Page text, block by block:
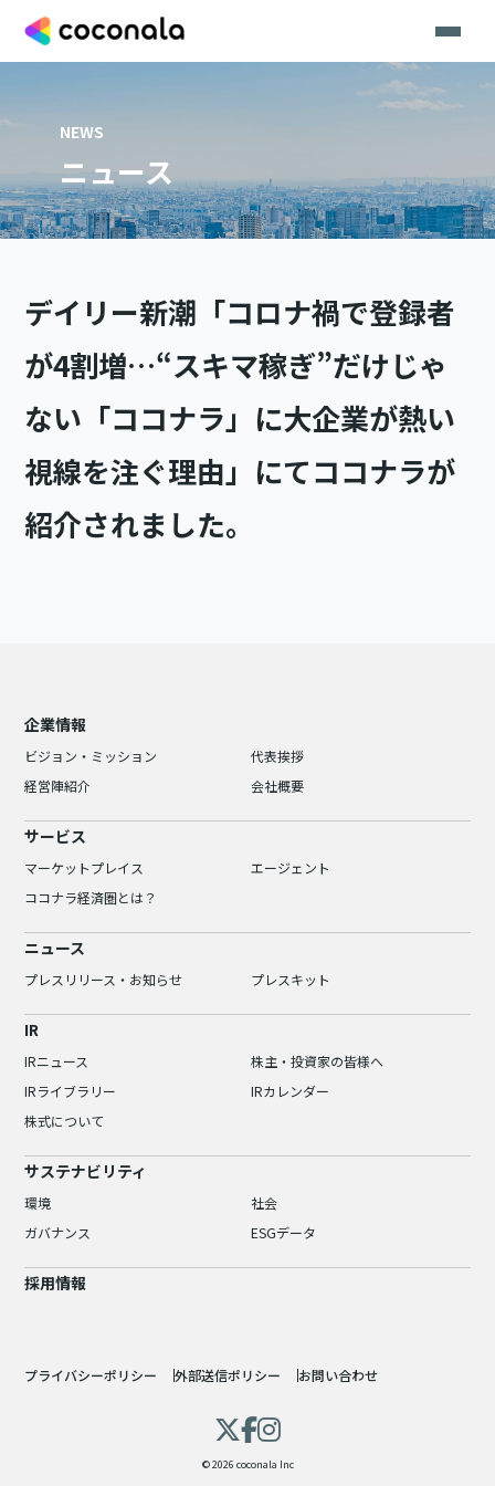
NEWS
ニュース
デイリー新潮「コロナ禍で登録者
が4割増…“スキマ稼ぎ”だけじゃ
ない「ココナラ」に大企業が熱い
視線を注ぐ理由」にてココナラが
紹介されました。
企業情報
ビジョン・ミッション
代表挨拶
経営陣紹介
会社概要
サービス
マーケットプレイス
エージェント
ココナラ経済圏とは？
ニュース
プレスリリース・お知らせ プレスキット
IR
IRニュース
株主・投資家の皆様へ
IRライブラリー
IRカレンダー
株式について
サステナビリティ
環境
社会
ガバナンス
ESGデータ
採用情報
プライバシーポリシー 外部送信ポリシー お問い合わせ
© 2026 coconala Inc